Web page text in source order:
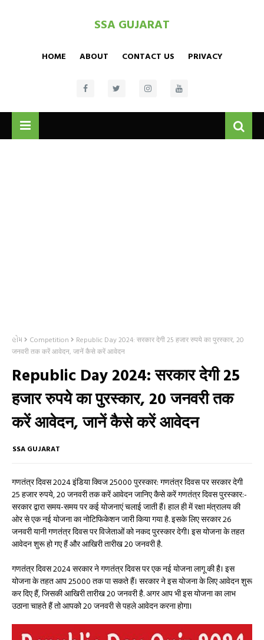
SSA GUJARAT
HOME ABOUT CONTACT US PRIVACY
હોમ Competition
Republic Day 2024: सरकार देगी 25 हजार रुपये का पुरस्कार, 20
जनवरी तक करें आवेदन, जानें कैसे करें आवेदन
Republic Day 2024: सरकार देगी 25
हजार रुपये का पुरस्कार, 20 जनवरी तक
करें आवेदन, जानें कैसे करें आवेदन
SSA GUJARAT
गणतंत्र दिवस 2024 इंडिया क्विज 25000 पुरस्कार: गणतंत्र दिवस पर सरकार देगी
25 हजार रुपये, 20 जनवरी तक करें आवेदन जानिए कैसे करें गणतंत्र दिवस पुरस्कार:-
सरकार द्वारा समय-समय पर कई योजनाएं चलाई जाती हैं। हाल ही में रक्षा मंत्रालय की
ओर से एक नई योजना का नोटिफिकेशन जारी किया गया है. इसके लिए सरकार 26
जनवरी यानी गणतंत्र दिवस पर विजेताओं को नकद पुरस्कार देगी। इस योजना के तहत
आवेदन शुरू हो गए हैं और आखिरी तारीख 20 जनवरी है.
गणतंत्र दिवस 2024 सरकार ने गणतंत्र दिवस पर एक नई योजना लागू की है। इस
योजना के तहत आप ₹25000 तक पा सकते हैं। सरकार ने इस योजना के लिए आवेदन शुरू
कर दिए हैं, जिसकी आखिरी तारीख 20 जनवरी है. अगर आप भी इस योजना का लाभ
उठाना चाहते हैं तो आपको 20 जनवरी से पहले आवेदन करना होगा।